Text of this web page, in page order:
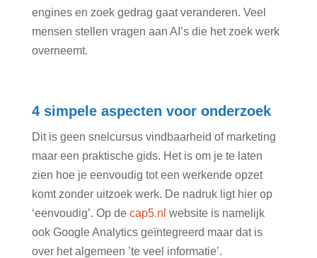
engines en zoek gedrag gaat veranderen. Veel
mensen stellen vragen aan AI’s die het zoek werk
overneemt.
4 simpele aspecten voor onderzoek
Dit is geen snelcursus vindbaarheid of marketing
maar een praktische gids. Het is om je te laten
zien hoe je eenvoudig tot een werkende opzet
komt zonder uitzoek werk. De nadruk ligt hier op
‘eenvoudig’. Op de cap5.nl website is namelijk
ook Google Analytics geïntegreerd maar dat is
over het algemeen ’te veel informatie’.